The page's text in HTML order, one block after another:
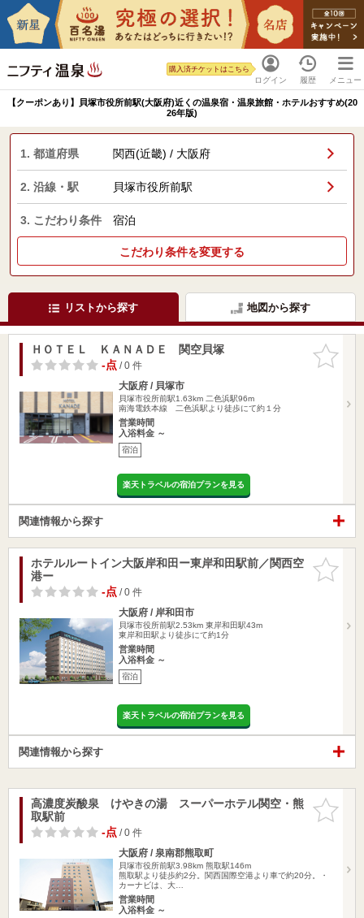
ログイン
購入済チケットはこちら
履歴 メニュー
【クーポンあり】貝塚市役所前駅(大阪府)近くの温泉宿・温泉旅館・ホテルおすすめ(20
26年版)
1. 都道府県 関西(近畿) / 大阪府
2. 沿線・駅 貝塚市役所前駅
3. こだわり条件 宿泊
こだわり条件を変更する
リストから探す 地図から探す
お気に入
りに追加
ＨＯＴＥＬ ＫＡＮＡＤＥ 関空貝塚
-点/ 0 件
大阪府 / 貝塚市
貝塚市役所前駅1.63km 二色浜駅96m
南海電鉄本線 二色浜駅より徒歩にて約１分
営業時間
入浴料金 ～
宿泊
楽天トラベルの宿泊プランを見る
関連情報から探す
お気に入
りに追加
ホテルルートイン大阪岸和田ー東岸和田駅前／関西空
港ー
-点/ 0 件
大阪府 / 岸和田市
貝塚市役所前駅2.53km 東岸和田駅43m
東岸和田駅より徒歩にて約1分
営業時間
入浴料金 ～
宿泊
楽天トラベルの宿泊プランを見る
関連情報から探す
お気に入
りに追加
高濃度炭酸泉 けやきの湯 スーパーホテル関空・熊
取駅前
-点/ 0 件
大阪府 / 泉南郡熊取町
貝塚市役所前駅3.98km 熊取駅146m
熊取駅より徒歩約2分。関西国際空港より車で約20分。・
カーナビは、大…
営業時間
入浴料金 ～